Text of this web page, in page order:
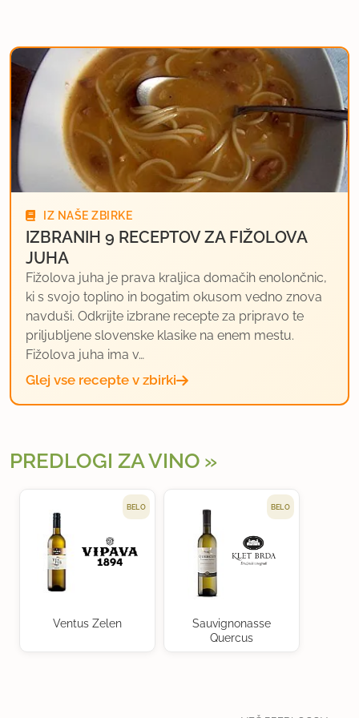
IZ NAŠE ZBIRKE
IZBRANIH 9 RECEPTOV ZA FIŽOLOVA
JUHA
Fižolova juha je prava kraljica domačih enolončnic,
ki s svojo toplino in bogatim okusom vedno znova
navduši. Odkrijte izbrane recepte za pripravo te
priljubljene slovenske klasike na enem mestu.
Fižolova juha ima v…
Glej vse recepte v zbirki
PREDLOGI ZA VINO
BELO
Ventus Zelen
BELO
Sauvignonasse
Quercus